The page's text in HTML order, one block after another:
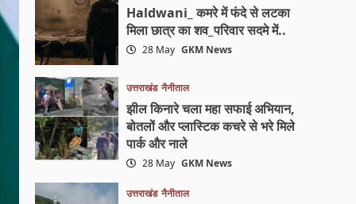
Haldwani_ कमरे में फंदे से लटका
मिला छात्र का शव_परिवार सदमे में..
28 May GKM News
उत्तराखंड नैनीताल
झील किनारे चला महा सफाई अभियान,
बोतलों और प्लास्टिक कचरे से भरे मिले
पार्क और नाले
28 May GKM News
उत्तराखंड नैनीताल